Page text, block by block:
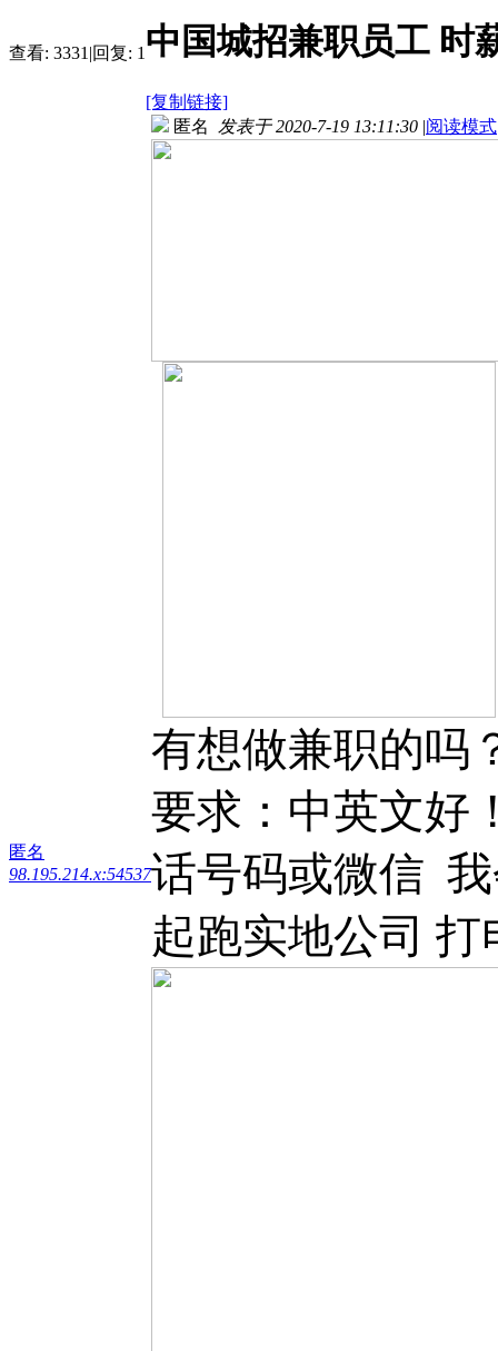
查看: 3331 |回复: 1 中国城招兼职员工 时
[复制链接]
匿名
98.195.214.x:54537
匿名 发表于 2020-7-19 13:11:30 |阅读模式
有想做兼职的吗
要求：中英文好
话号码或微信
起跑实地公司